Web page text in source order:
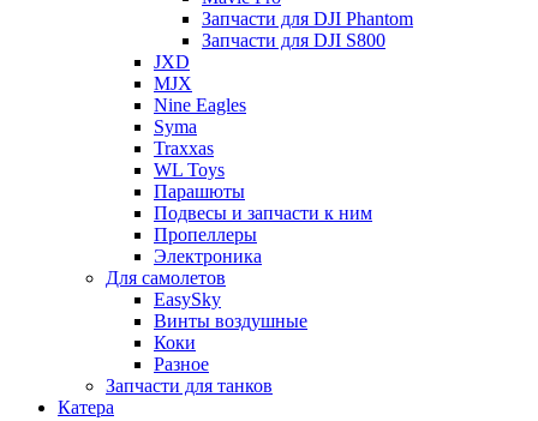
Запчасти для DJI Phantom
Запчасти для DJI S800
JXD
MJX
Nine Eagles
Syma
Traxxas
WL Toys
Парашюты
Подвесы и запчасти к ним
Пропеллеры
Электроника
Для самолетов
EasySky
Винты воздушные
Коки
Разное
Запчасти для танков
Катера